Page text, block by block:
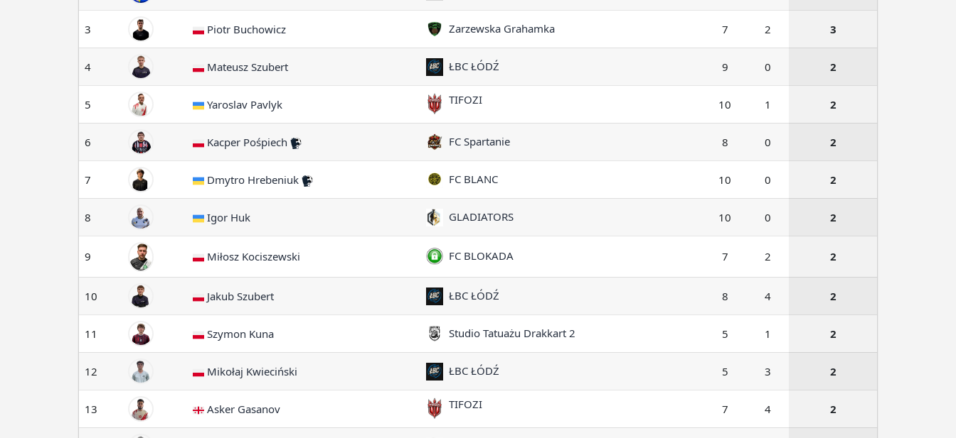
3 Piotr Buchowicz Zarzewska Grahamka 7 2 3
4 Mateusz Szubert ŁBC ŁÓDŹ 9 0 2
5 Yaroslav Pavlyk TIFOZI 10 1 2
6 Kacper Pośpiech FC Spartanie 8 0 2
7 Dmytro Hrebeniuk FC BLANC 10 0 2
8 Igor Huk GLADIATORS 10 0 2
9 Miłosz Kociszewski FC BLOKADA 7 2 2
10 Jakub Szubert ŁBC ŁÓDŹ 8 4 2
11 Szymon Kuna Studio Tatuażu Drakkart 2 5 1 2
12 Mikołaj Kwieciński ŁBC ŁÓDŹ 5 3 2
13 Asker Gasanov TIFOZI 7 4 2